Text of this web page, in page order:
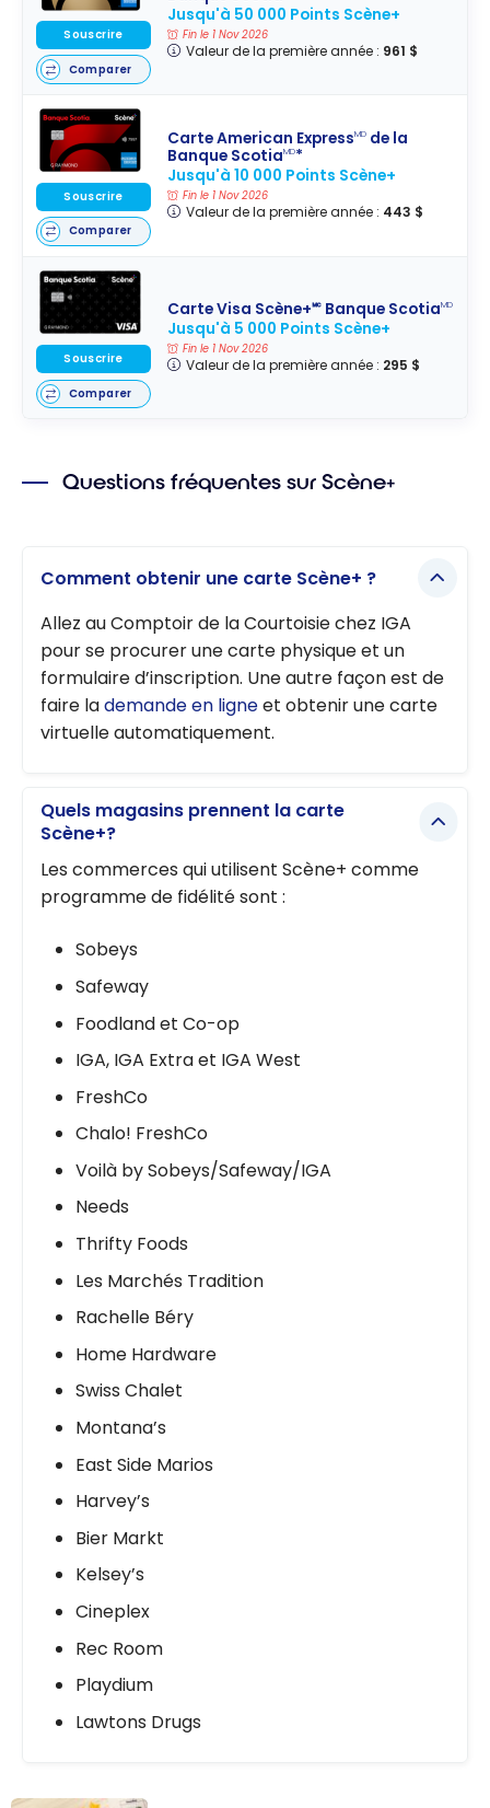
Jusqu'à 50 000 Points Scène+
Fin le 1 Nov 2026
Valeur de la première année : 961 $
Souscrire
Comparer
Carte American ExpressMD de la
Banque ScotiaMD*
Jusqu'à 10 000 Points Scène+
Fin le 1 Nov 2026
Valeur de la première année : 443 $
Souscrire
Comparer
Carte Visa Scène+🅪 Banque ScotiaMD
Jusqu'à 5 000 Points Scène+
Fin le 1 Nov 2026
Valeur de la première année : 295 $
Souscrire
Comparer
Questions fréquentes sur Scène+
Comment obtenir une carte Scène+ ?
Allez au Comptoir de la Courtoisie chez IGA
pour se procurer une carte physique et un
formulaire d’inscription. Une autre façon est de
faire lademande en ligneet obtenir une carte
virtuelle automatiquement.
Quels magasins prennent la carte
Scène+?
Les commerces qui utilisent Scène+ comme
programme de fidélité sont :
Sobeys
Safeway
Foodland et Co-op
IGA, IGA Extra et IGA West
FreshCo
Chalo! FreshCo
Voilà by Sobeys/Safeway/IGA
Needs
Thrifty Foods
Les Marchés Tradition
Rachelle Béry
Home Hardware
Swiss Chalet
Montana’s
East Side Marios
Harvey’s
Bier Markt
Kelsey’s
Cineplex
Rec Room
Playdium
Lawtons Drugs